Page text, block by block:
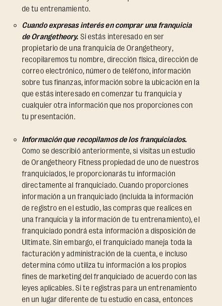
de tu entrenamiento.
Cuando expresas interés en comprar una franquicia
de Orangetheory. Si estás interesado en ser
propietario de una franquicia de Orangetheory,
recopilaremos tu nombre, dirección física, dirección de
correo electrónico, número de teléfono, información
sobre tus finanzas, información sobre la ubicación en la
que estás interesado en comenzar tu franquicia y
cualquier otra información que nos proporciones con
tu presentación.
Información que recopilamos de los franquiciados.
Como se describió anteriormente, si visitas un estudio
de Orangetheory Fitness propiedad de uno de nuestros
franquiciados, le proporcionarás tu información
directamente al franquiciado. Cuando proporciones
información a un franquiciado (incluida la información
de registro en el estudio, las compras que realices en
una franquicia y la información de tu entrenamiento), el
franquiciado pondrá esta información a disposición de
Ultimate. Sin embargo, el franquiciado maneja toda la
facturación y administración de la cuenta, e incluso
determina cómo utiliza tu información a los propios
fines de marketing del franquiciado de acuerdo con las
leyes aplicables. Si te registras para un entrenamiento
en un lugar diferente de tu estudio en casa, entonces